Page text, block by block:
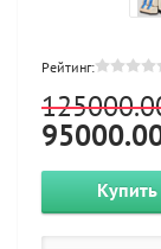
Рейтинг:
Купить